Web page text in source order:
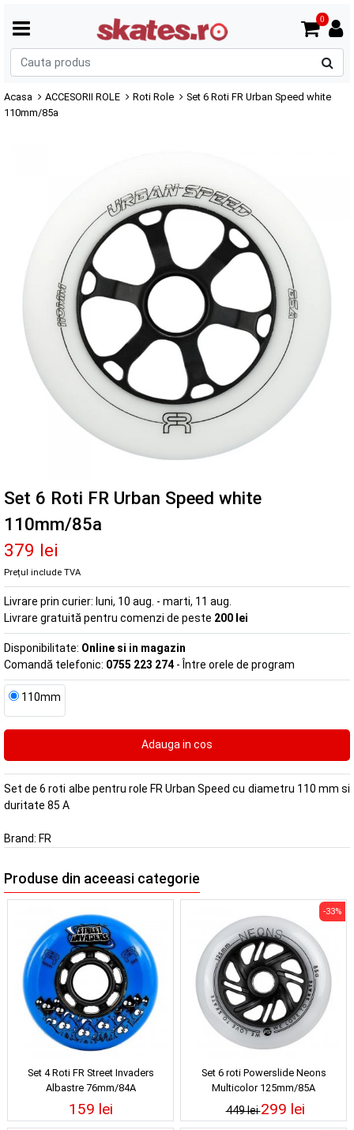
0
Acasa ACCESORII ROLE Roti Role
Set 6 Roti FR Urban Speed white
110mm/85a
Set 6 Roti FR Urban Speed white
110mm/85a
379 lei
Prețul include TVA
Livrare prin curier: luni, 10 aug. - marti, 11 aug.
Livrare gratuită pentru comenzi de peste 200 lei
Disponibilitate: Online si in magazin
Comandă telefonic: 0755 223 274 - Între orele de program
110mm
Set de 6 roti albe pentru role FR Urban Speed cu diametru 110 mm si
duritate 85 A
Brand: FR
Produse din aceeasi categorie
Set 4 Roti FR Street Invaders
Albastre 76mm/84A
159 lei
Set 6 roti Powerslide Neons
Multicolor 125mm/85A
449 lei
-33%
299 lei